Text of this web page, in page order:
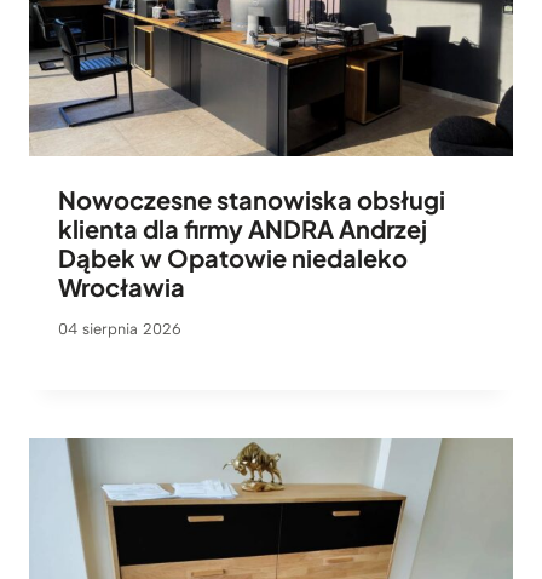
Nowoczesne stanowiska obsługi
klienta dla firmy ANDRA Andrzej
Dąbek w Opatowie niedaleko
Wrocławia
04 sierpnia 2026